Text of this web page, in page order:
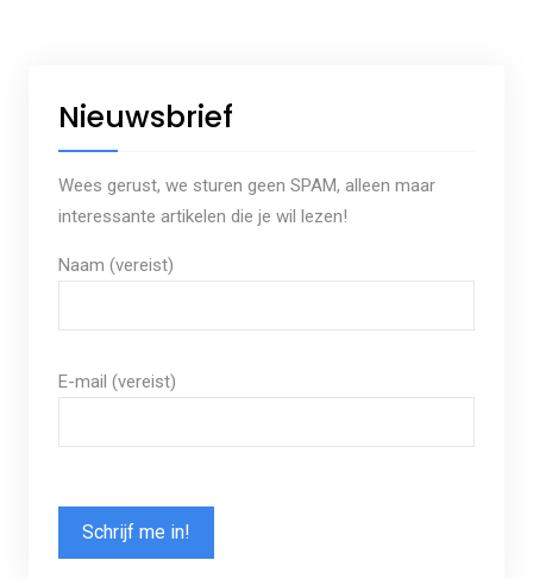
Nieuwsbrief
Wees gerust, we sturen geen SPAM, alleen maar
interessante artikelen die je wil lezen!
Naam (vereist)
E-mail (vereist)